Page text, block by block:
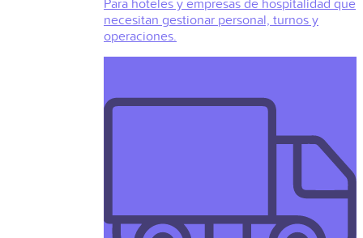
Para hoteles y empresas de hospitalidad que
necesitan gestionar personal, turnos y
operaciones.